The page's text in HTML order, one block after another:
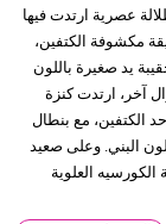
عصرية ارتدت فيها
مكشوفة الكتفين،
يد صغيرة باللون
آخر، ارتدت كنزة
الكتفين، مع بنطال
البني. وعلى صعيد
العلوية